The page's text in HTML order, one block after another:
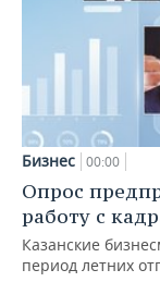
Бизнес 00:00
Опрос
работу с
Казанские
период летних